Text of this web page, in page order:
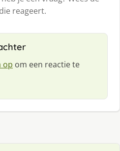
reageert.
op om een reactie te